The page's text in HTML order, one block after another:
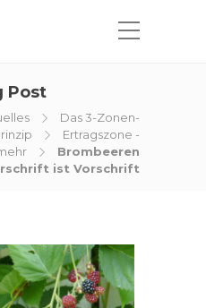
Post
Das 3-Zonen-
Ertragszone -
Brombeeren
ist Vorschrift